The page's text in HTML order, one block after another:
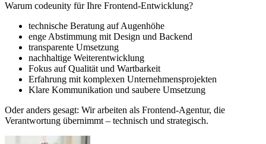
Warum codeunity für Ihre Frontend-Entwicklung?
technische Beratung auf Augenhöhe
enge Abstimmung mit Design und Backend
transparente Umsetzung
nachhaltige Weiterentwicklung
Fokus auf Qualität und Wartbarkeit
Erfahrung mit komplexen Unternehmensprojekten
Klare Kommunikation und saubere Umsetzung
Oder anders gesagt: Wir arbeiten als Frontend-Agentur, die
Verantwortung übernimmt – technisch und strategisch.